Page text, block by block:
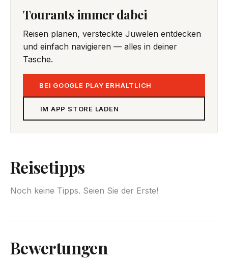
Tourants immer dabei
Reisen planen, versteckte Juwelen entdecken
und einfach navigieren — alles in deiner
Tasche.
BEI GOOGLE PLAY ERHÄLTLICH
IM APP STORE LADEN
Reisetipps
Noch keine Tipps. Seien Sie der Erste!
Bewertungen